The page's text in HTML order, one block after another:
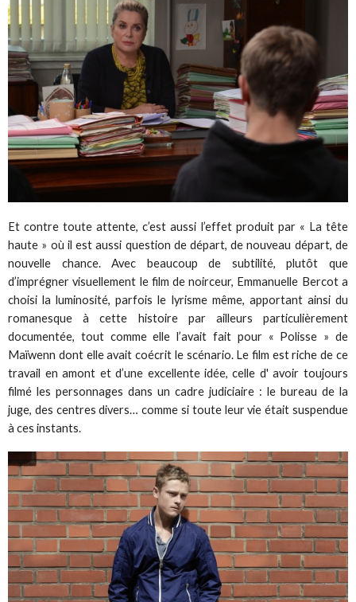
Et contre toute attente, c’est aussi l’effet produit par « La tête
haute » où il est aussi question de départ, de nouveau départ, de
nouvelle chance. Avec beaucoup de subtilité, plutôt que
d’imprégner visuellement le film de noirceur, Emmanuelle Bercot a
choisi la luminosité, parfois le lyrisme même, apportant ainsi du
romanesque à cette histoire par ailleurs particulièrement
documentée, tout comme elle l’avait fait pour « Polisse » de
Maïwenn dont elle avait coécrit le scénario. Le film est riche de ce
travail en amont et d’une excellente idée, celle d' avoir toujours
filmé les personnages dans un cadre judiciaire : le bureau de la
juge, des centres divers… comme si toute leur vie était suspendue
à ces instants.